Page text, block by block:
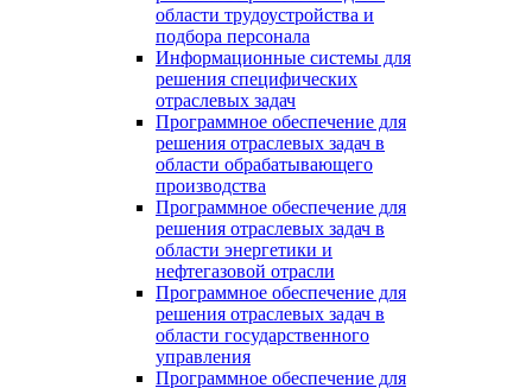
области трудоустройства и
подбора персонала
Информационные системы для
решения специфических
отраслевых задач
Программное обеспечение для
решения отраслевых задач в
области обрабатывающего
производства
Программное обеспечение для
решения отраслевых задач в
области энергетики и
нефтегазовой отрасли
Программное обеспечение для
решения отраслевых задач в
области государственного
управления
Программное обеспечение для